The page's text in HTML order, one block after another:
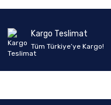
Kargo Teslimat
Tüm Türkiye’ye Kargo!